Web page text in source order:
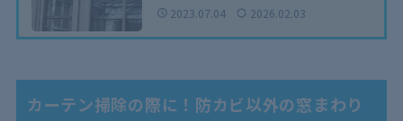
2023.07.04 2026.02.03
カーテン掃除の際に！防カビ以外の窓まわり